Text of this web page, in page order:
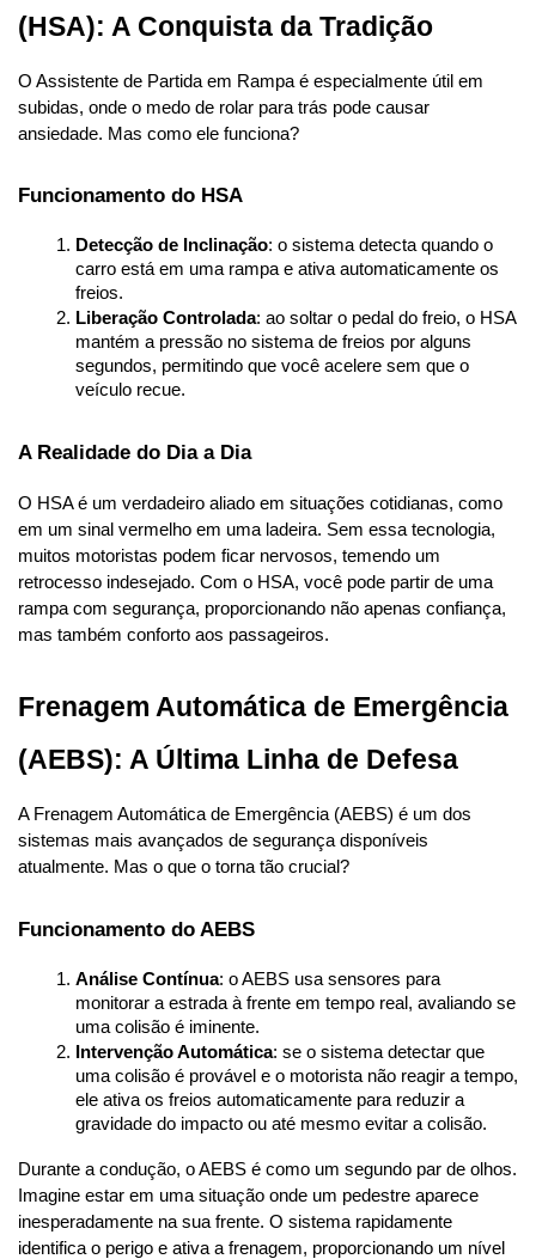
(HSA): A Conquista da Tradição
O Assistente de Partida em Rampa é especialmente útil em
subidas, onde o medo de rolar para trás pode causar
ansiedade. Mas como ele funciona?
Funcionamento do HSA
Detecção de Inclinação: o sistema detecta quando o
carro está em uma rampa e ativa automaticamente os
freios.
Liberação Controlada: ao soltar o pedal do freio, o HSA
mantém a pressão no sistema de freios por alguns
segundos, permitindo que você acelere sem que o
veículo recue.
A Realidade do Dia a Dia
O HSA é um verdadeiro aliado em situações cotidianas, como
em um sinal vermelho em uma ladeira. Sem essa tecnologia,
muitos motoristas podem ficar nervosos, temendo um
retrocesso indesejado. Com o HSA, você pode partir de uma
rampa com segurança, proporcionando não apenas confiança,
mas também conforto aos passageiros.
Frenagem Automática de Emergência
(AEBS): A Última Linha de Defesa
A Frenagem Automática de Emergência (AEBS) é um dos
sistemas mais avançados de segurança disponíveis
atualmente. Mas o que o torna tão crucial?
Funcionamento do AEBS
Análise Contínua: o AEBS usa sensores para
monitorar a estrada à frente em tempo real, avaliando se
uma colisão é iminente.
Intervenção Automática: se o sistema detectar que
uma colisão é provável e o motorista não reagir a tempo,
ele ativa os freios automaticamente para reduzir a
gravidade do impacto ou até mesmo evitar a colisão.
Durante a condução, o AEBS é como um segundo par de olhos.
Imagine estar em uma situação onde um pedestre aparece
inesperadamente na sua frente. O sistema rapidamente
identifica o perigo e ativa a frenagem, proporcionando um nível